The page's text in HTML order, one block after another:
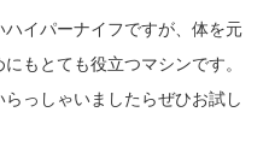
イパーナイフですが、体を元
もとても役立つマシンです。
っしゃいましたらぜひお試し